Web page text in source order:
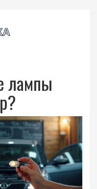
лампы